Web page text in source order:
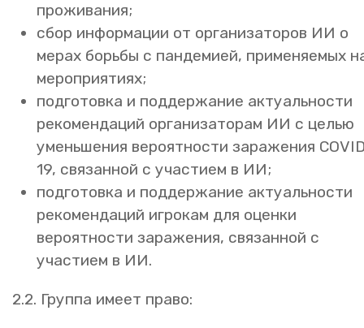
проживания;
сбор информации от организаторов ИИ о
мерах борьбы с пандемией, применяемых
мероприятиях;
подготовка и поддержание актуальности
рекомендаций организаторам ИИ с целью
уменьшения вероятности заражения
19, связанной с участием в ИИ;
подготовка и поддержание актуальности
рекомендаций игрокам для оценки
вероятности заражения, связанной с
участием в ИИ.
2.2. Группа имеет право: